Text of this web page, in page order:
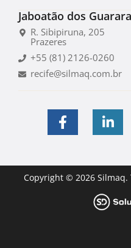
Jaboatão dos
R. Sibipiruna, 205
Prazeres
+55 (81) 2126-0260
recife@silmaq.com.br
Copyright © 2026